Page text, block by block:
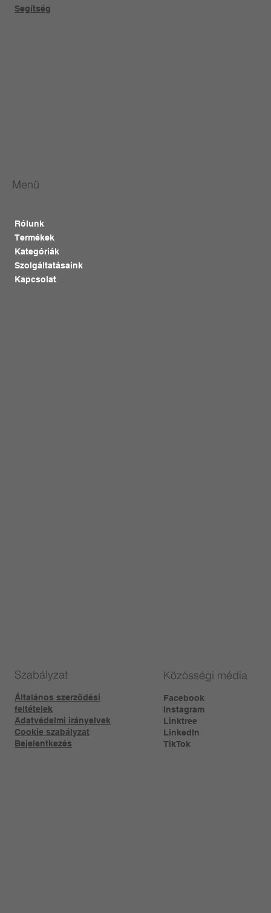
Segítség
Szabályzat
Általános szerződési
feltételek
Adatvédelmi irányelvek
Cookie szabályzat
Bejelentkezés
Menü
Rólunk
Termékek
Kategóriák
Szolgáltatásaink
Kapcsolat
Közösségi média
Facebook
Instagram
Linktree​
LinkedIn
TikTok